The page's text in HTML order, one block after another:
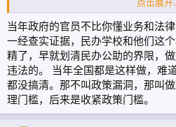
上优质的民办教育？电白有多少农村
能上论坛给民校说好话的家长我看条件
想过农村家庭供一个民校学生压力会
觉。
当时，除了春华，在电白县境内竟无一
校，所以硬逼着家长们砸锅卖铁都要
务教育最重要的均衡性、公平性、普惠
再一个想到，这批经过选拔的公办编制
私企老板的生产资料，让某些人赚得
的公共教育资源流失！
当年政府的官员不比你懂业务和法
一经查实证据，民办学校和他们这
精了，早就划清民办公助的界限，
违法的。 当年全国都是这样做，难
都没搞清。那不叫政策漏洞，那叫
理门槛，后来是收紧政策门槛。